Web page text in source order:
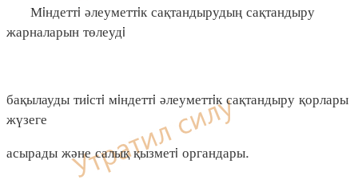
Мiндеттi әлеуметтiк сақтандырудың сақтандыру
жарналарын төлеудi
бақылауды тиiстi мiндеттi әлеуметтiк сақтандыру қорлары
жүзеге
асырады және салық қызметi органдары.